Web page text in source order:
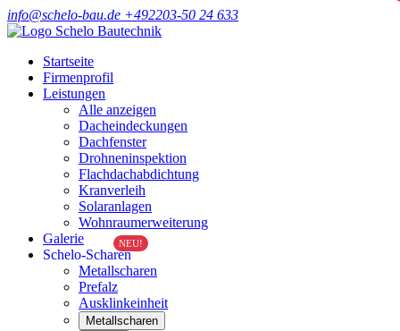
info@schelo-bau.de +492203-50 24 633
Startseite
Firmenprofil
Leistungen
Alle anzeigen
Dacheindeckungen
Dachfenster
Drohneninspektion
Flachdachabdichtung
Kranverleih
Solaranlagen
Wohnraumerweiterung
Galerie
Schelo-Scharen
NEU!
Metallscharen
Prefalz
Ausklinkeinheit
Metallscharen